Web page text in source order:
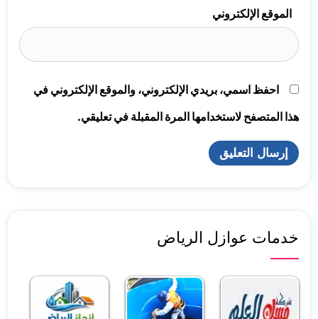
الموقع الإلكتروني
احفظ اسمي، بريدي الإلكتروني، والموقع الإلكتروني في
هذا المتصفح لاستخدامها المرة المقبلة في تعليقي.
خدمات عوازل الرياض